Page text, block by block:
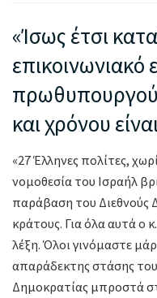
«Ίσως έτσι
επικοινωνιακό
και χρόνου
«27 Έλληνες πολίτες,
νομοθεσία του Ισραήλ
παράβαση του Διεθνούς
κράτους. Για όλα αυτά ο
λέξη. Όλοι γινόμαστε
απαράδεκτης στάσης
Δημοκρατίας μπροστά